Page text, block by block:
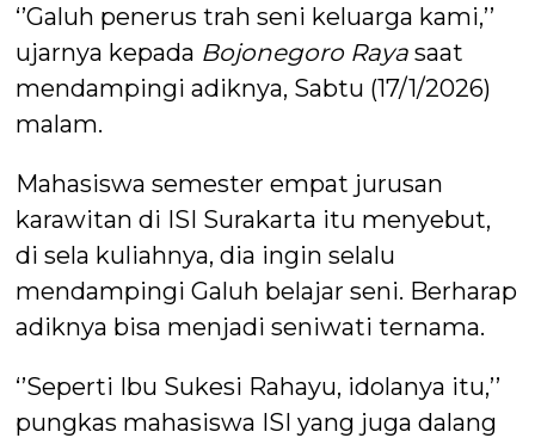
‘’Galuh penerus trah seni keluarga kami,’’
ujarnya kepada Bojonegoro Raya saat
mendampingi adiknya, Sabtu (17/1/2026)
malam.
Mahasiswa semester empat jurusan
karawitan di ISI Surakarta itu menyebut,
di sela kuliahnya, dia ingin selalu
mendampingi Galuh belajar seni. Berharap
adiknya bisa menjadi seniwati ternama.
‘’Seperti Ibu Sukesi Rahayu, idolanya itu,’’
pungkas mahasiswa ISI yang juga dalang